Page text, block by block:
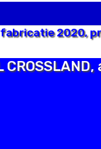
fabricatie 2020,